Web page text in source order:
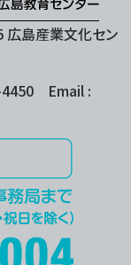
島産業文化セン
Email :